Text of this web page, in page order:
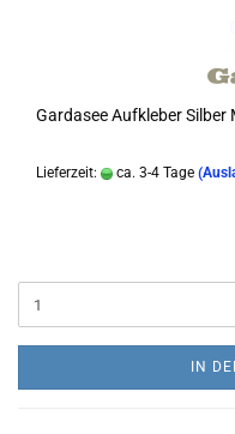
Gardasee Aufkleber Silber
Lieferzeit: ca. 3-4 Tage
IN